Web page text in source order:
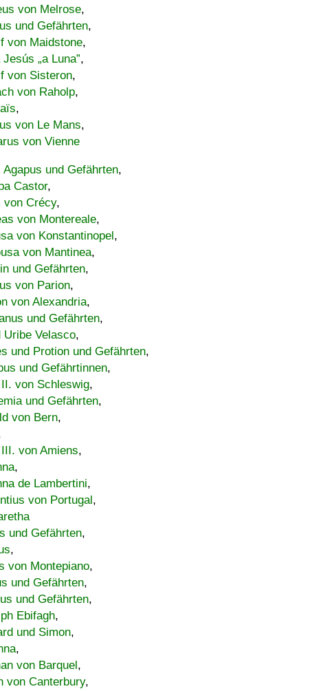
von Melrose,
und Gefährten,
von Maidstone,
„a Luna”,
von Sisteron,
von Raholp,
,
von Le Mans,
von Vienne
Agapus und Gefährten,
Castor,
von Crécy,
von Montereale,
von Konstantinopel,
von Mantinea,
und Gefährten,
von Parion,
von Alexandria,
und Gefährten,
Uribe Velasco,
und Protion und Gefährten,
und Gefährtinnen,
von Schleswig,
und Gefährten,
von Bern,
von Amiens,
,
de Lambertini,
von Portugal,
und Gefährten,
,
von Montepiano,
und Gefährten,
und Gefährten,
Ebifagh,
und Simon,
,
von Barquel,
von Canterbury,